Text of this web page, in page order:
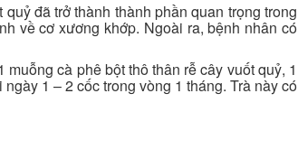
đã trở thành thành phần quan trọng trong
về cơ xương khớp. Ngoài ra, bệnh nhân có
cà phê bột thô thân rễ cây vuốt quỷ, 1
1 – 2 cốc trong vòng 1 tháng. Trà này có